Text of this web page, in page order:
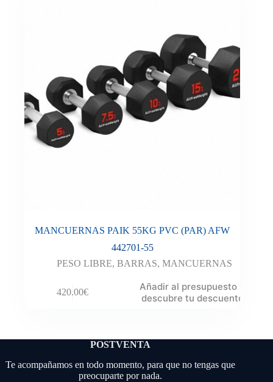
MANCUERNAS PAIK 55KG PVC (PAR) AFW
442701-55
PESO LIBRE,BARRAS,MANCUERNAS
420.00€
Añadir al presupuesto y
descubre tu descuento
POSTVENTA
Te acompañamos en todo momento, para que no tengas que
preocuparte por nada.